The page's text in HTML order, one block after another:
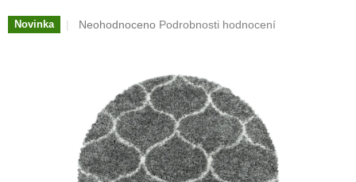
Novinka
Průměrné
hvězdiček.
Neohodnoceno Podrobnosti hodnocení